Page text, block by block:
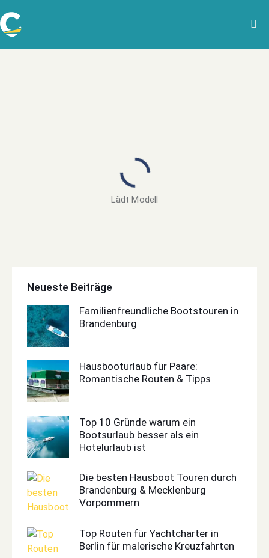
Lädt Modell
Neueste Beiträge
Familienfreundliche Bootstouren in
Brandenburg
Hausbooturlaub für Paare:
Romantische Routen & Tipps
Top 10 Gründe warum ein
Bootsurlaub besser als ein
Hotelurlaub ist
Die besten Hausboot Touren durch
Brandenburg & Mecklenburg
Vorpommern
Top Routen für Yachtcharter in
Berlin für malerische Kreuzfahrten